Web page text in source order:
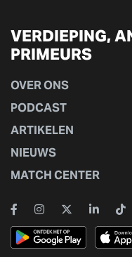
VERDIEPING,
PRIMEURS
OVER ONS
PODCAST
ARTIKELEN
NIEUWS
MATCH CENTER